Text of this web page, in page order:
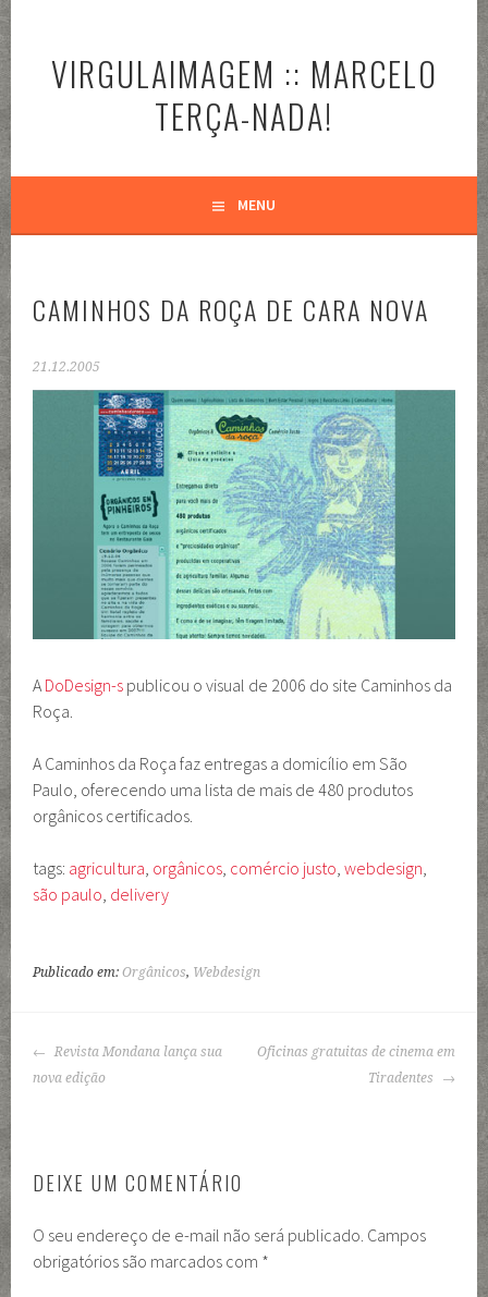
o
conteúdoVIRGULAIMAGEM :: MARCELO
TERÇA-NADA!
MENU
CAMINHOS DA ROÇA DE CARA NOVA
21.12.2005
A DoDesign-s publicou o visual de 2006 do site Caminhos da
Roça.
A Caminhos da Roça faz entregas a domicílio em São
Paulo, oferecendo uma lista de mais de 480 produtos
orgânicos certificados.
tags: agricultura, orgânicos, comércio justo,webdesign,
são paulo, delivery
Publicado em:Orgânicos, Webdesign
NAVEGAÇÃO
DE
Revista Mondana lança sua
nova edição
Oficinas gratuitas de cinema em
Tiradentes
DEIXE UM COMENTÁRIO
O seu endereço de e-mail não será publicado. Campos
obrigatórios são marcados com *